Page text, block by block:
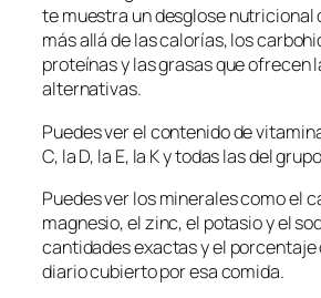
te muestra un desglose nutricional
más allá de las calorías, los
proteínas y las grasas que ofrecen
alternativas.
Puedes ver el contenido de
C, la D, la E, la K y todas las del
Puedes ver los minerales como el
magnesio, el zinc, el potasio y el
cantidades exactas y el
diario cubierto por esa comida.